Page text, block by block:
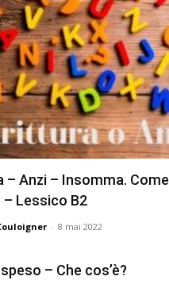
– Anzi – Insomma. Come
– Lessico B2
- 8 mai 2022
– Che cos’è?